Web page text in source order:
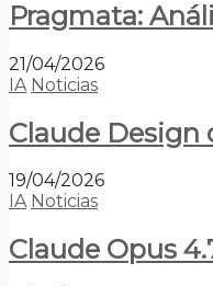
Pragmata:
21/04/2026
IA Noticias
Claude Design
19/04/2026
IA Noticias
Claude Opus